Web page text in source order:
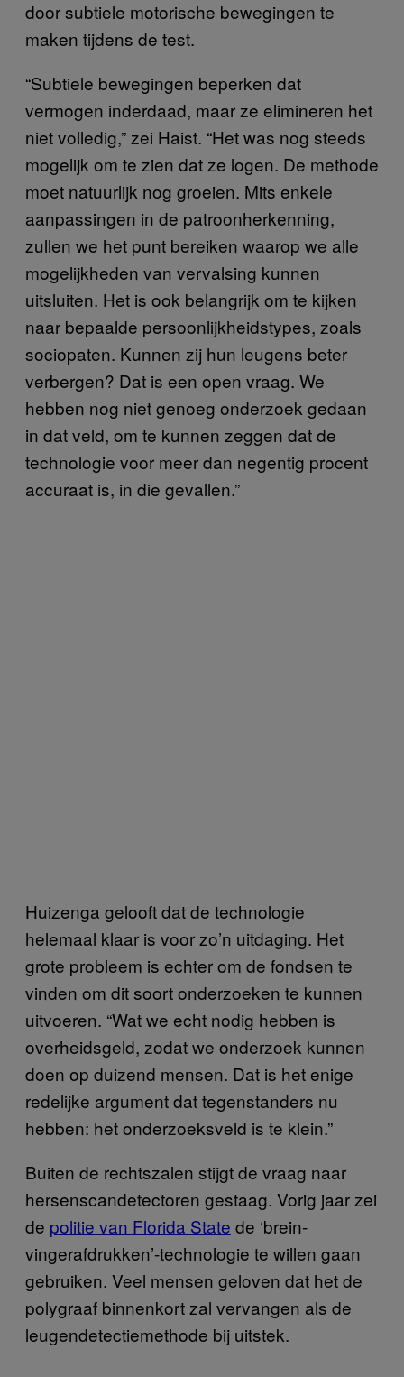
door subtiele motorische bewegingen te
maken tijdens de test.
“Subtiele bewegingen beperken dat
vermogen inderdaad, maar ze elimineren het
niet volledig,” zei Haist. “Het was nog steeds
mogelijk om te zien dat ze logen. De methode
moet natuurlijk nog groeien. Mits enkele
aanpassingen in de patroonherkenning,
zullen we het punt bereiken waarop we alle
mogelijkheden van vervalsing kunnen
uitsluiten. Het is ook belangrijk om te kijken
naar bepaalde persoonlijkheidstypes, zoals
sociopaten. Kunnen zij hun leugens beter
verbergen? Dat is een open vraag. We
hebben nog niet genoeg onderzoek gedaan
in dat veld, om te kunnen zeggen dat de
technologie voor meer dan negentig procent
accuraat is, in die gevallen.”
Huizenga gelooft dat de technologie
helemaal klaar is voor zo’n uitdaging. Het
grote probleem is echter om de fondsen te
vinden om dit soort onderzoeken te kunnen
uitvoeren. “Wat we echt nodig hebben is
overheidsgeld, zodat we onderzoek kunnen
doen op duizend mensen. Dat is het enige
redelijke argument dat tegenstanders nu
hebben: het onderzoeksveld is te klein.”
Buiten de rechtszalen stijgt de vraag naar
hersenscandetectoren gestaag. Vorig jaar zei
de politie van Florida State de ‘brein-
vingerafdrukken’-technologie te willen gaan
gebruiken. Veel mensen geloven dat het de
polygraaf binnenkort zal vervangen als de
leugendetectiemethode bij uitstek.